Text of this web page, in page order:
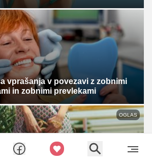
vprašanja v povezavi z zobnimi
in zobnimi prevlekami
OGLAS